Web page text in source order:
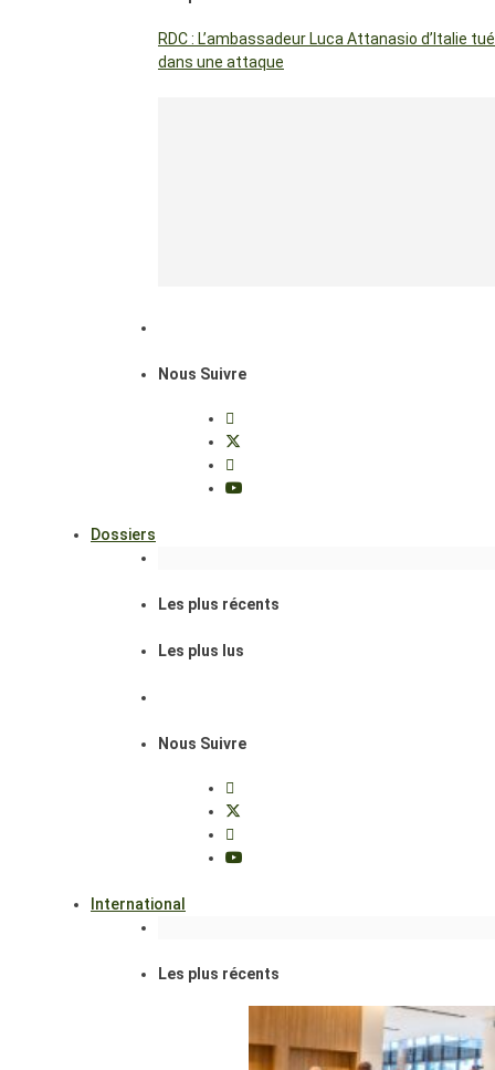
RDC : L’ambassadeur Luca Attanasio d’Italie tué
dans une attaque
Nous Suivre
Dossiers
Les plus récents
Les plus lus
Nous Suivre
International
Les plus récents